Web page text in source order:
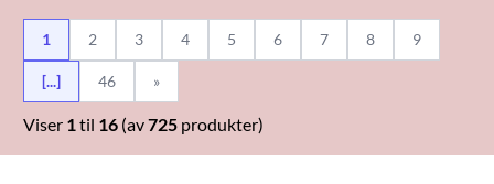
1 2 3 4 5 6 7 8 9
[...] 46 »
Viser 1til 16 (av725 produkter)